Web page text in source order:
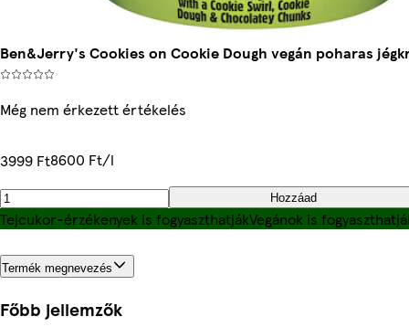
Ben&Jerry's Cookies on Cookie Dough vegán poharas
Még nem érkezett értékelés
3999 Ft8600 Ft/l
Hozzáad
Tejcukor-érzékenyek is fogyaszthatjákVegánok is
Termék megnevezés
Főbb jellemzők